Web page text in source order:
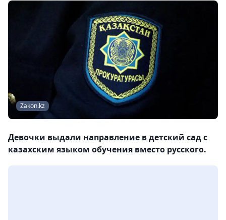
Zakon.kz
Девочки выдали направление в детский сад с
казахским языком обучения вместо русского.